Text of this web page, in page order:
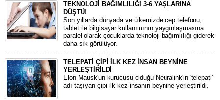
TEKNOLOJİ BAĞIMLILIĞI 3-6 YAŞLARINA
DÜŞTÜ!
Son yıllarda dünyada ve ülkemizde cep telefonu,
tablet ile bilgisayar kullanımının yaygınlaşmasına
paralel olarak çocuklarda teknoloji bağımlılığı giderek
daha sık görülüyor.
TELEPATİ ÇİPİ İLK KEZ İNSAN BEYNİNE
YERLEŞTİRİLDİ
Elon Mausk'un kurucusu olduğu Neuralink'in 'telepati'
adı taşıyan çipi ilk kez insanın beynine yerleştirildi.